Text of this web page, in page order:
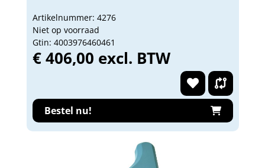
Artikelnummer: 4276
Niet op voorraad
Gtin: 4003976460461
€ 406,00 excl. BTW
Bestel nu!